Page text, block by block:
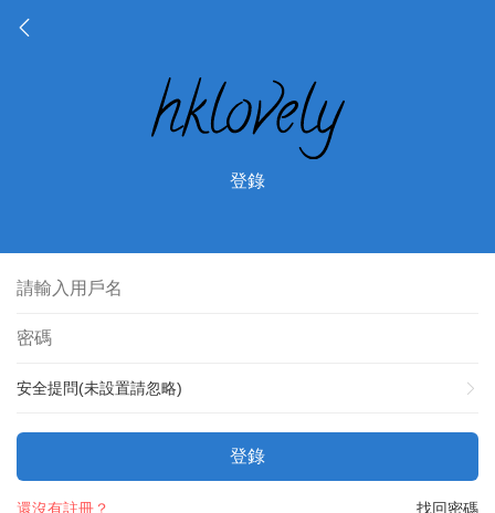
登錄
安全提問(未設置請忽略)
登錄
找回密碼
還沒有註冊？